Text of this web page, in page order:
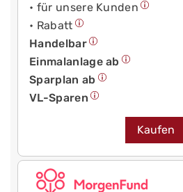
• für unsere Kunden
• Rabatt
Handelbar
Einmalanlage ab
Sparplan ab
VL-Sparen
Kaufen